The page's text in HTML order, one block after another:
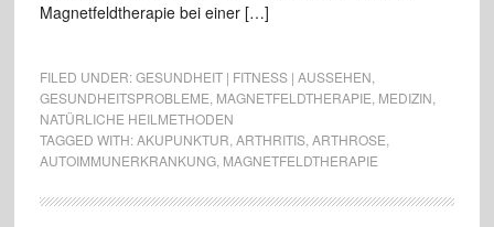
Magnetfeldtherapie bei einer […]
FILED UNDER:GESUNDHEIT | FITNESS | AUSSEHEN
GESUNDHEITSPROBLEME MAGNETFELDTHERAPIE MEDIZIN
NATÜRLICHE HEILMETHODEN
TAGGED WITH:AKUPUNKTUR ARTHRITIS, ARTHROSE
AUTOIMMUNERKRANKUNG, MAGNETFELDTHERAPIE